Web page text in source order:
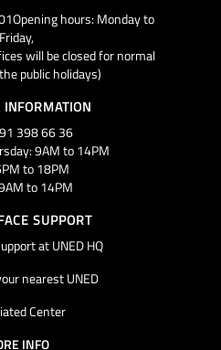
hours: Monday to
Friday,
will be closed for normal
public holidays)
398 66 36
9AM to 14PM
to 18PM
to 14PM
SUPPORT
at UNED HQ
nearest UNED
Center
INFO